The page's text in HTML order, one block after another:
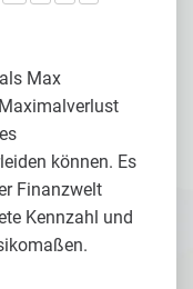
Max
können. Es
Finanzwelt
Kennzahl und